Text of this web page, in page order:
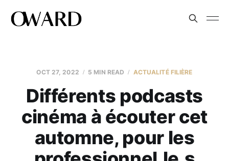
OCT 27, 2022 5 MIN READ ACTUALITÉ FILIÈRE
Différents podcasts
cinéma à écouter cet
automne, pour les